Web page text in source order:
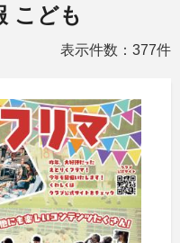
こども
表示件数：377件